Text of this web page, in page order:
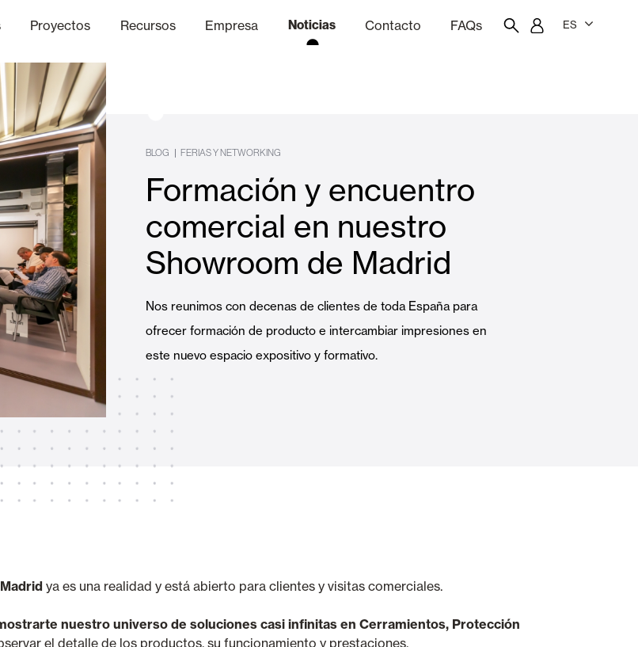
Toldos
Proyectos
Viviendas
Recursos
Acabados
Empresa Noticias Contacto FAQs ES
BLOG | FERIAS Y NETWORKING
Formación y encuentro
comercial en nuestro
Showroom de Madrid
Nos reunimos con decenas de clientes de toda España para
ofrecer formación de producto e intercambiar impresiones en
este nuevo espacio expositivo y formativo.
ya es una realidad y está abierto para clientes y visitas comerciales.
nuestro universo de soluciones casi infinitas en Cerramientos, Protección
el detalle de los productos, su funcionamiento y prestaciones.